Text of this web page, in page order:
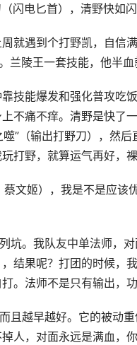
闪电匕首），清野快如
就遇到个打野凯，自信
陵王一套技能，他半
技能爆发和强化普攻吃
不痛不痒。清野是快了
”（输出打野刀），然
打野，就算运气再好，
文姬），我是不是应该
坑。我队友中单法师，
结果呢？打团的时候，
。法师不是只有输出，功
且越早越好。它的被动
人，对面永远是满血，